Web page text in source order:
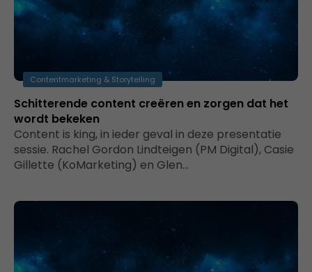
Contentmarketing & Storytelling
Schitterende content creëren en zorgen dat het
wordt bekeken
Content is king, in ieder geval in deze presentatie
sessie. Rachel Gordon Lindteigen (PM Digital), Casie
Gillette (KoMarketing) en Glen…